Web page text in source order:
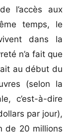
l’accès aux
temps, le
dans la
n’a fait que
au début du
(selon la
c’est-à-dire
par jour),
de 20 millions